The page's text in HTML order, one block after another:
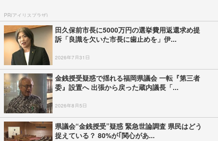
PR(アイリスプラザ)
田久保前市長に5000万円の選挙費用返還求め提
訴「良識を欠いた市長に歯止めを」伊...
2026年7月31日
金銭授受疑惑で揺れる福岡県議会 一転『第三者
委』設置へ 出張から戻った蔵内議長「...
2026年8月5日
県議会“金銭授受”疑惑 緊急世論調査 県民はどう
捉えている？ 80%が｢関心があ...